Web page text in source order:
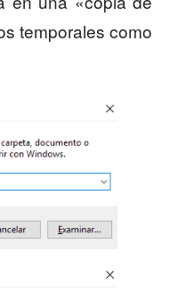
temporales como